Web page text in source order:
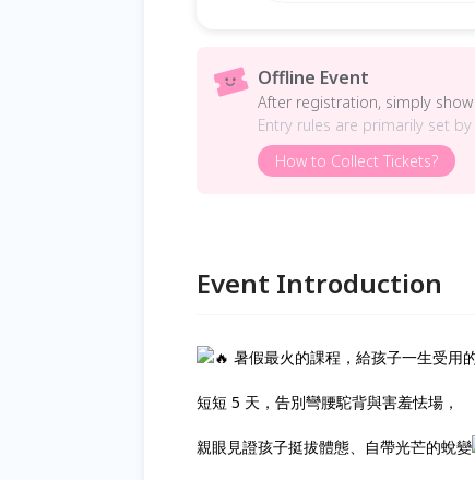
Offline Event
After registration, simply
Entry rules are primarily set
How to Collect Tickets?
Event Introduction
暑假最火的課程，給孩子一生受用
短短 5 天，告別彎腰駝背與害羞怯場，
親眼見證孩子挺拔體態、自帶光芒的蛻變